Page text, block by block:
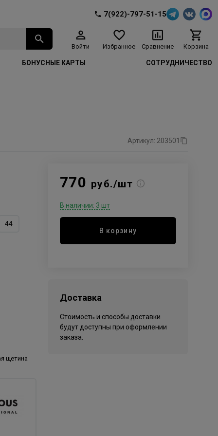
7(922)-797-51-15
Войти Избранное Сравнение Корзина
БОНУСНЫЕ КАРТЫ СОТРУДНИЧЕСТВО
Артикул: 203501
44
щетина
770 руб./шт
В наличии: 3 шт
В корзину
Доставка
Стоимость и способы доставки
будут доступны при оформлении
заказа.